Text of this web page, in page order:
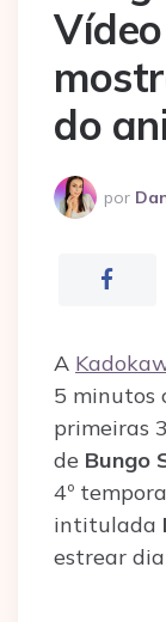
do
por
por
A
5 minutos
primeiras
de Bungo
4º
intitulada
estrear